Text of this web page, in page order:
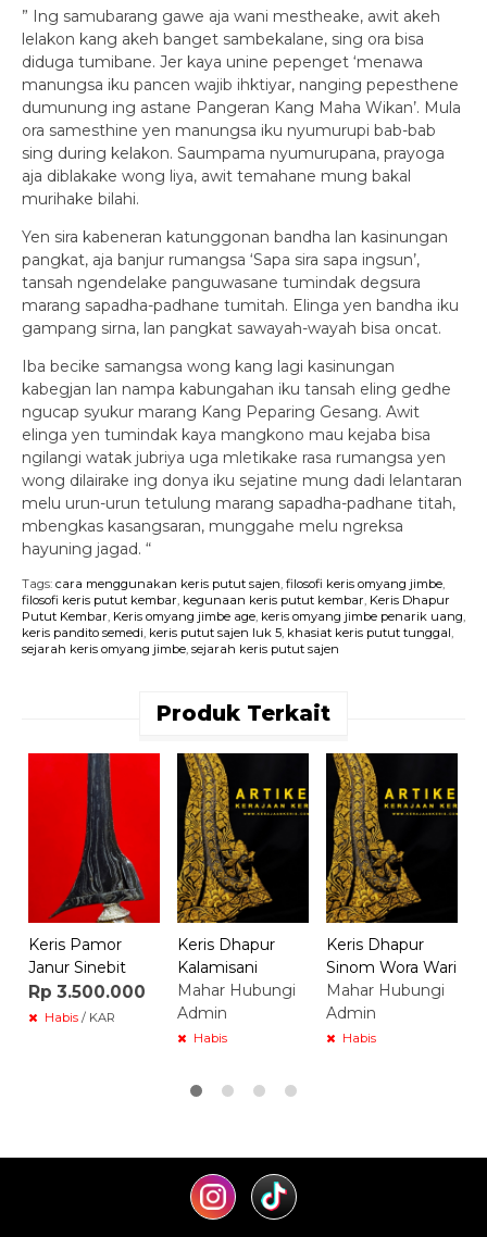
” Ing samubarang gawe aja wani mestheake, awit akeh
lelakon kang akeh banget sambekalane, sing ora bisa
diduga tumibane. Jer kaya unine pepenget ‘menawa
manungsa iku pancen wajib ihktiyar, nanging pepesthene
dumunung ing astane Pangeran Kang Maha Wikan’. Mula
ora samesthine yen manungsa iku nyumurupi bab-bab
sing during kelakon. Saumpama nyumurupana, prayoga
aja diblakake wong liya, awit temahane mung bakal
murihake bilahi.
Yen sira kabeneran katunggonan bandha lan kasinungan
pangkat, aja banjur rumangsa ‘Sapa sira sapa ingsun’,
tansah ngendelake panguwasane tumindak degsura
marang sapadha-padhane tumitah. Elinga yen bandha iku
gampang sirna, lan pangkat sawayah-wayah bisa oncat.
Iba becike samangsa wong kang lagi kasinungan
kabegjan lan nampa kabungahan iku tansah eling gedhe
ngucap syukur marang Kang Peparing Gesang. Awit
elinga yen tumindak kaya mangkono mau kejaba bisa
ngilangi watak jubriya uga mletikake rasa rumangsa yen
wong dilairake ing donya iku sejatine mung dadi lelantaran
melu urun-urun tetulung marang sapadha-padhane titah,
mbengkas kasangsaran, munggahe melu ngreksa
hayuning jagad. “
Tags: cara menggunakan keris putut sajen, filosofi keris omyang jimbe,
filosofi keris putut kembar, kegunaan keris putut kembar, Keris Dhapur
Putut Kembar, Keris omyang jimbe age, keris omyang jimbe penarik uang,
keris pandito semedi, keris putut sajen luk 5, khasiat keris putut tunggal,
sejarah keris omyang jimbe, sejarah keris putut sajen
Produk Terkait
Keris Pamor
Janur Sinebit
Rp 3.500.000
Habis / KAR
Keris Dhapur
Kalamisani
Mahar Hubungi
Admin
Habis
Keris Dhapur
Sinom Wora Wari
Mahar Hubungi
Admin
Habis